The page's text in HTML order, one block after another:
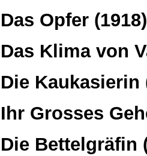
Das Opfer (1918)
Das Klima von
Die Kaukasierin
Ihr Grosses
Die Bettelgräfin